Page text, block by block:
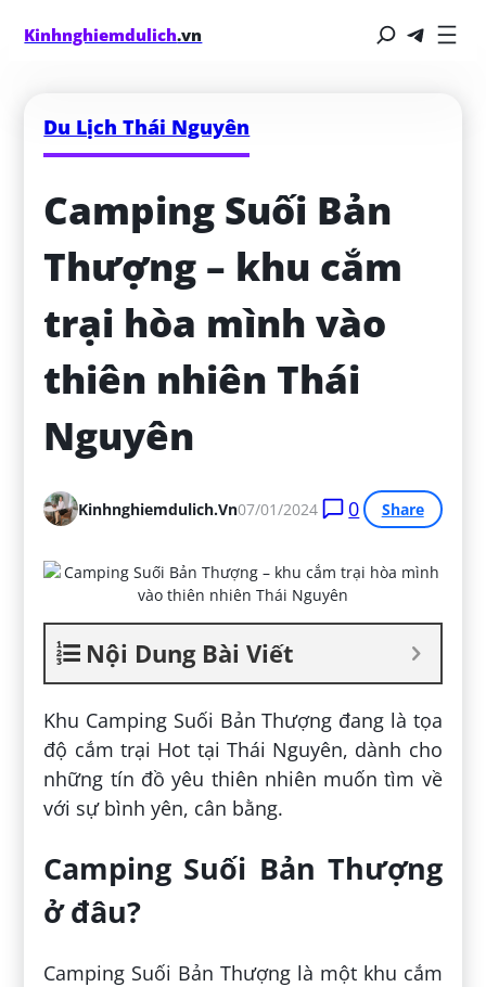
Kinhnghiemdulich.vn
Du Lịch Thái Nguyên
Camping Suối Bản
Thượng – khu cắm
trại hòa mình vào
thiên nhiên Thái
Nguyên
Kinhnghiemdulich.vn07/01/2024 0 Share
Nội Dung Bài Viết
Khu Camping Suối Bản Thượng đang là tọa
độ cắm trại Hot tại Thái Nguyên, dành cho
những tín đồ yêu thiên nhiên muốn tìm về
với sự bình yên, cân bằng.
Camping Suối Bản Thượng
ở đâu?
Camping Suối Bản Thượng là một khu cắm